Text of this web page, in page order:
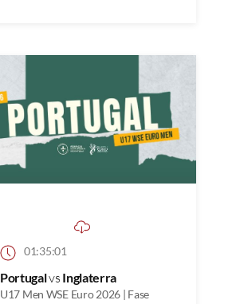
01:35:01
Portugalvs Inglaterra
U17 Men WSE Euro 2026 | Fase